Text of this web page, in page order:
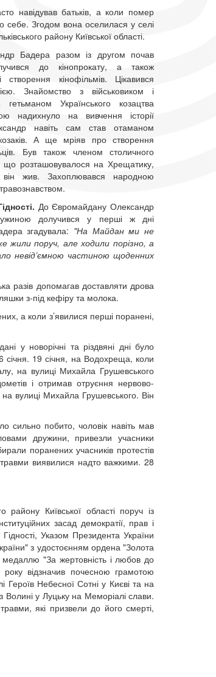
навідував батьків, а коли помер
себе. Згодом вона оселилася у селі
району Київської області.
Бадера разом із другом почав
до кінопрокату, а також
створення кінофільмів. Цікавився
Знайомство з військовиком і
Українського козацтва
надихнуло на вивчення історії
навіть сам став отаманом
А ще мріяв про створення
Був також членом столичного
що розташовувалося на Хрещатику,
він жив. Захоплювався народною
До Євромайдану Олександр
долучився у перші ж дні
згадувала: "На Майдан ми не
жили поруч, але ходили порізно, а
невід’ємною частиною щоденних
разів допомагав доставляти дрова
з-під кефіру та молока.
а коли з’явилися перші поранені,
у новорічні та різдвяні дні було
січня. 19 січня, на Водохреща, коли
на вулиці Михайла Грушевського
і отримав отруєння нервово-
вулиці Михайла Грушевського. Він
сильно побито, чоловік навіть мав
дружини, привезли учасники
поранених учасників протестів
виявилися надто важкими. 28
Київської області поруч із
засад демократії, прав і
Указом Президента України
з удостоєнням ордена "Золота
"За жертовність і любов до
відзначив почесною грамотою
Небесної Сотні у Києві та на
Волині у Луцьку на Меморіалі слави.
які призвели до його смерті,